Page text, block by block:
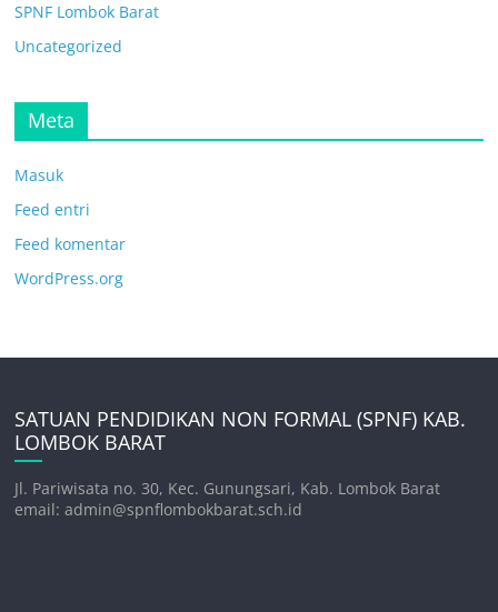
SPNF Lombok Barat
Uncategorized
Meta
Masuk
Feed entri
Feed komentar
WordPress.org
SATUAN PENDIDIKAN NON FORMAL (SPNF) KAB.
LOMBOK BARAT
Jl. Pariwisata no. 30, Kec. Gunungsari, Kab. Lombok Barat
email: admin@spnflombokbarat.sch.id